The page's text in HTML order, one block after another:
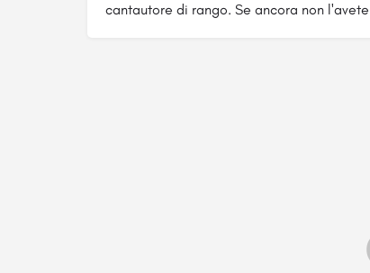
cantautore di rango. Se ancora non